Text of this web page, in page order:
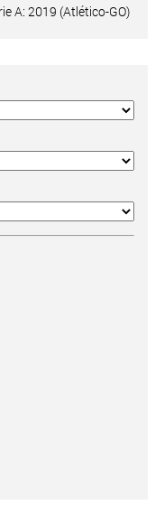
A: 2019 (Atlético-GO)